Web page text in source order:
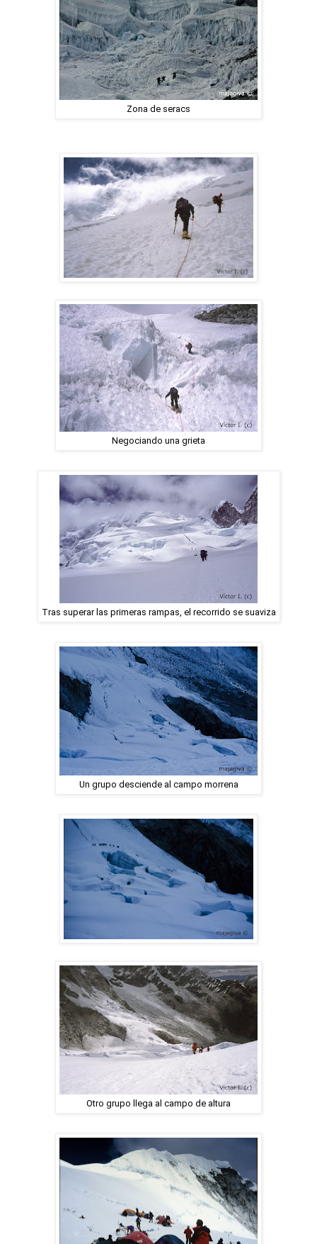
Zona de seracs
Negociando una grieta
Tras superar las primeras rampas, el recorrido se suaviza
Un grupo desciende al campo morrena
Otro grupo llega al campo de altura